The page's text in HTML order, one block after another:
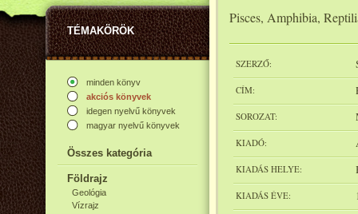
TÉMAKÖRÖK
minden könyv
akciós könyvek
idegen nyelvű könyvek
magyar nyelvű könyvek
Összes kategória
Földrajz
Geológia
Vízrajz
Pisces, Amphibia,
SZERZŐ:
CÍM:
SOROZAT:
KIADÓ:
KIADÁS HELYE:
KIADÁS ÉVE: